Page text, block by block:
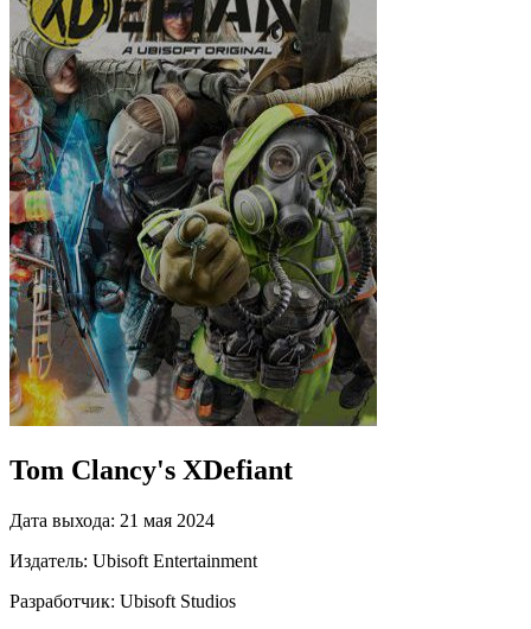
Tom Clancy's XDefiant
Дата выхода: 21 мая 2024
Издатель: Ubisoft Entertainment
Разработчик: Ubisoft Studios